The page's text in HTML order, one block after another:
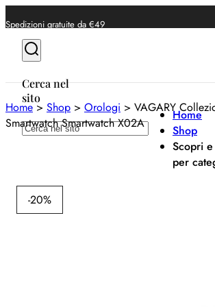
Spedizioni gratuite da €49
Cerca nel
sito
Cerca
Home
Shop
Scopri
per
Home> Shop > Orologi > VAGARY
Smartwatch Smartwatch X02A
-20%